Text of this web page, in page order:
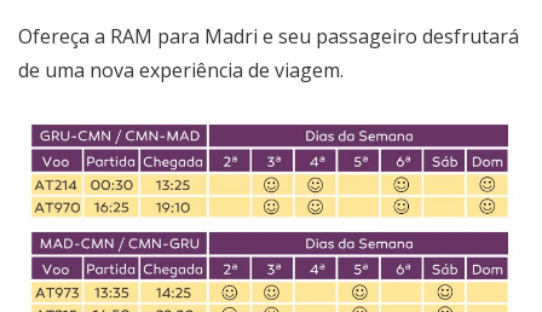
Ofereça a RAM para Madri e seu passageiro desfrutará
de uma nova experiência de viagem.